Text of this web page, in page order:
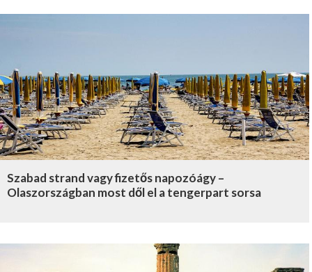
Szabad strand vagy fizetős napozóágy –
Olaszországban most dől el a tengerpart sorsa